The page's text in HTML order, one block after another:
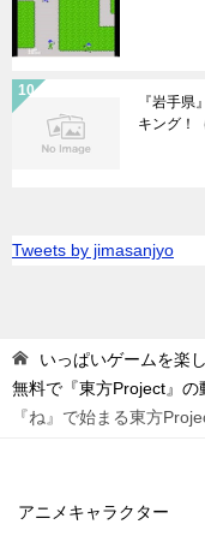
『岩手
キング！
Tweets by jimasanjyo
いっぱいゲームを楽
無料で『東方Project』の
『ね』で始まる東方
アニメキャラクター